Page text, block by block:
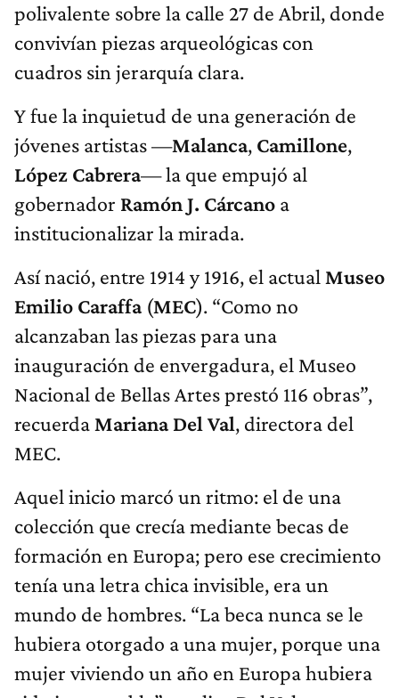
polivalente sobre la calle 27 de Abril, donde
convivían piezas arqueológicas con
cuadros sin jerarquía clara.
Y fue la inquietud de una generación de
jóvenes artistas —Malanca, Camillone,
López Cabrera— la que empujó al
gobernador Ramón J. Cárcano a
institucionalizar la mirada.
Así nació, entre 1914 y 1916, el actual Museo
Emilio Caraffa(MEC). “Como no
alcanzaban las piezas para una
inauguración de envergadura, el Museo
Nacional de Bellas Artes prestó 116 obras”,
recuerda Mariana Del Val, directora del
MEC.
Aquel inicio marcó un ritmo: el de una
colección que crecía mediante becas de
formación en Europa; pero ese crecimiento
tenía una letra chica invisible, era un
mundo de hombres. “La beca nunca se le
hubiera otorgado a una mujer, porque una
mujer viviendo un año en Europa hubiera